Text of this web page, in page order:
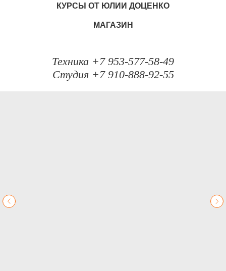
КУРСЫ ОТ ЮЛИИ ДОЦЕНКО
МАГАЗИН
Техника +7 953-577-58-49
Студия +7 910-888-92-55